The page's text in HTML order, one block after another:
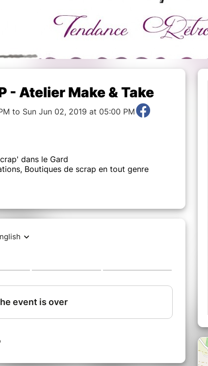
- Atelier Make & Take
to Sun Jun 02, 2019 at 05:00 PM
dans le Gard
Boutiques de scrap en tout genre